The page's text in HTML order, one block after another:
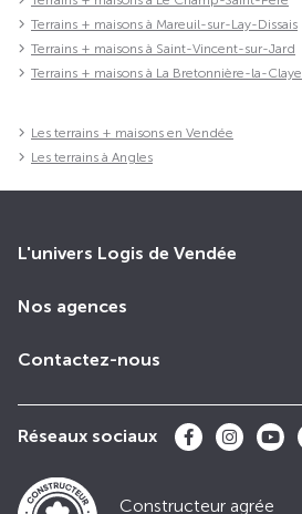
Terrains + maisons à Mareuil-sur-Lay-Dissais
Terrains + maisons à Saint-Vincent-sur-Jard
Terrains + maisons à La Bretonnière-la-Claye
Les terrains + maisons en Vendée
Les terrains à Angles
L'univers Logis de Vendée
Nos agences
Contactez-nous
Réseaux sociaux
Constructeur agrée